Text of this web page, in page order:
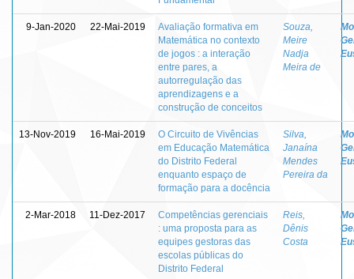
9-Jan-2020 22-Mai-2019
Avaliação formativa em
Matemática no contexto
de jogos : a interação
entre pares, a
autorregulação das
aprendizagens e a
construção de conceitos
Souza,
Meire
Nadja
Meira de
13-Nov-2019 16-Mai-2019
O Circuito de Vivências
em Educação Matemática
do Distrito Federal
enquanto espaço de
formação para a docência
Silva,
Janaína
Mendes
Pereira da
2-Mar-2018 11-Dez-2017
Competências gerenciais
: uma proposta para as
equipes gestoras das
escolas públicas do
Distrito Federal
Reis,
Dênis
Costa